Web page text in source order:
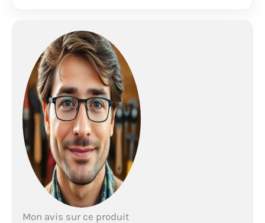
Mon avis sur ce produit